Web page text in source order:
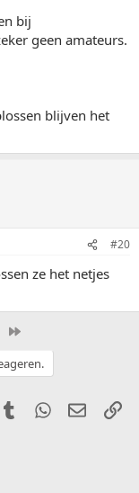
bij
geen amateurs.
blijven het
#20
ze het netjes
Tumblr WhatsApp
E-mail